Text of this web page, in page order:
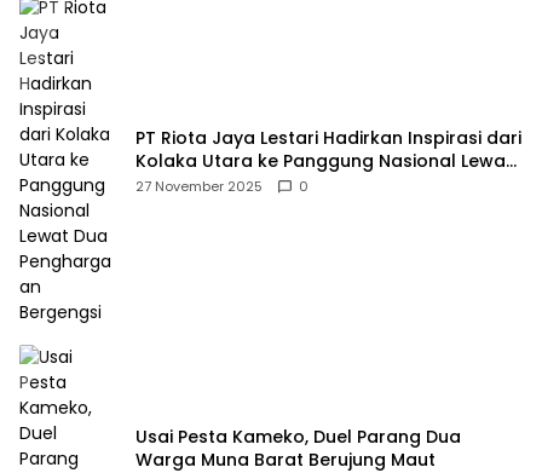
PT Riota Jaya Lestari Hadirkan Inspirasi dari
Kolaka Utara ke Panggung Nasional Lewat
Dua Penghargaan Bergengsi
27 November 2025 0
Usai Pesta Kameko, Duel Parang Dua
Warga Muna Barat Berujung Maut